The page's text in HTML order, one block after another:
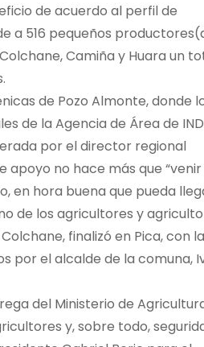
de acuerdo al perfil de
a 516 pequeños
Camiña y Huara un
de Pozo Almonte, donde
de la Agencia de Área de
por el director regional
apoyo no hace más que
en hora buena que pueda
de los agricultores y
finalizó en Pica, con la
por el alcalde de la comuna,
del Ministerio de
y, sobre todo,